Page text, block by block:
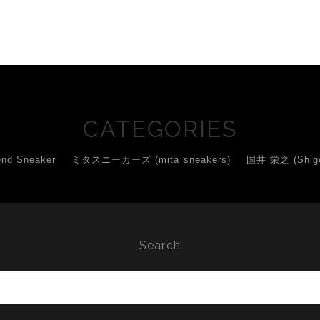
CATEGORIES
Sneaker ミタスニーカーズ (mita sneakers) 国井 栄之
Search